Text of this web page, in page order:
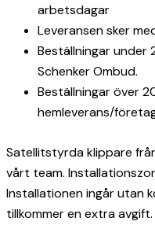
arbetsdagar
Leveransen sker
Beställningar under
Schenker Ombud.
Beställningar över
hemleverans/
Satellitstyrda klippare
vårt team.
Installationen ingår utan
tillkommer en extra avgift.